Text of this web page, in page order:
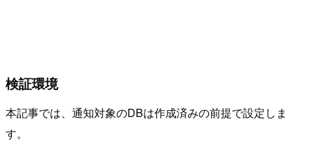
検証環境
本記事では、通知対象のDBは作成済みの前提で設定しま
す。